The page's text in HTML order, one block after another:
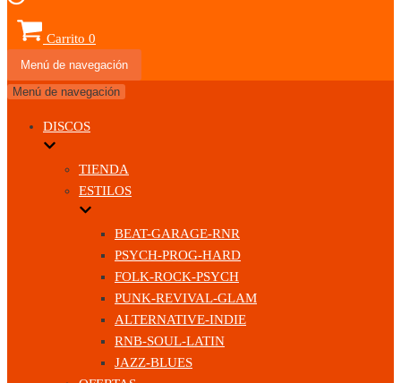
Carrito 0
Menú de navegación
Menú de navegación
DISCOS
TIENDA
ESTILOS
BEAT-GARAGE-RNR
PSYCH-PROG-HARD
FOLK-ROCK-PSYCH
PUNK-REVIVAL-GLAM
ALTERNATIVE-INDIE
RNB-SOUL-LATIN
JAZZ-BLUES